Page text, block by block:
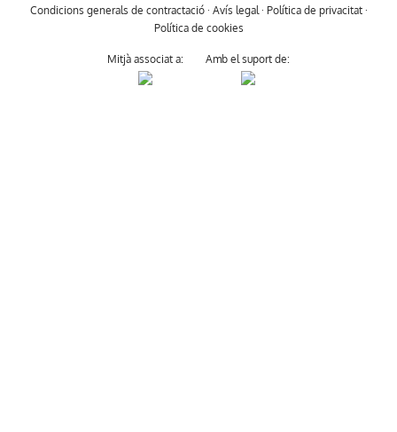
Condicions generals de contractació· Avís legal· Política de privacitat·
Política de cookies
Mitjà associat a: Amb el suport de: